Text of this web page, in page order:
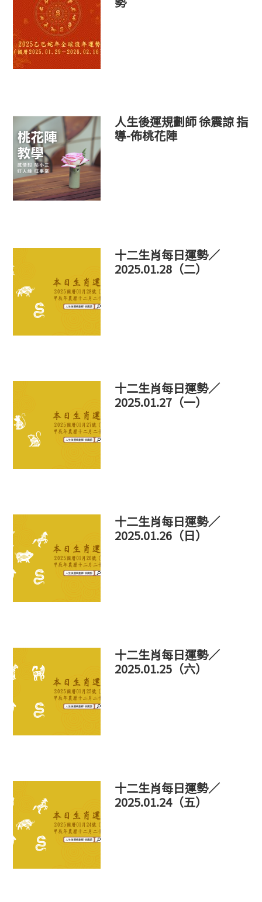
人生後運規劃師 徐震諒 指
導-佈桃花陣
十二生肖每日運勢／
2025.01.28（二）
十二生肖每日運勢／
2025.01.27（一）
十二生肖每日運勢／
2025.01.26（日）
十二生肖每日運勢／
2025.01.25（六）
十二生肖每日運勢／
2025.01.24（五）